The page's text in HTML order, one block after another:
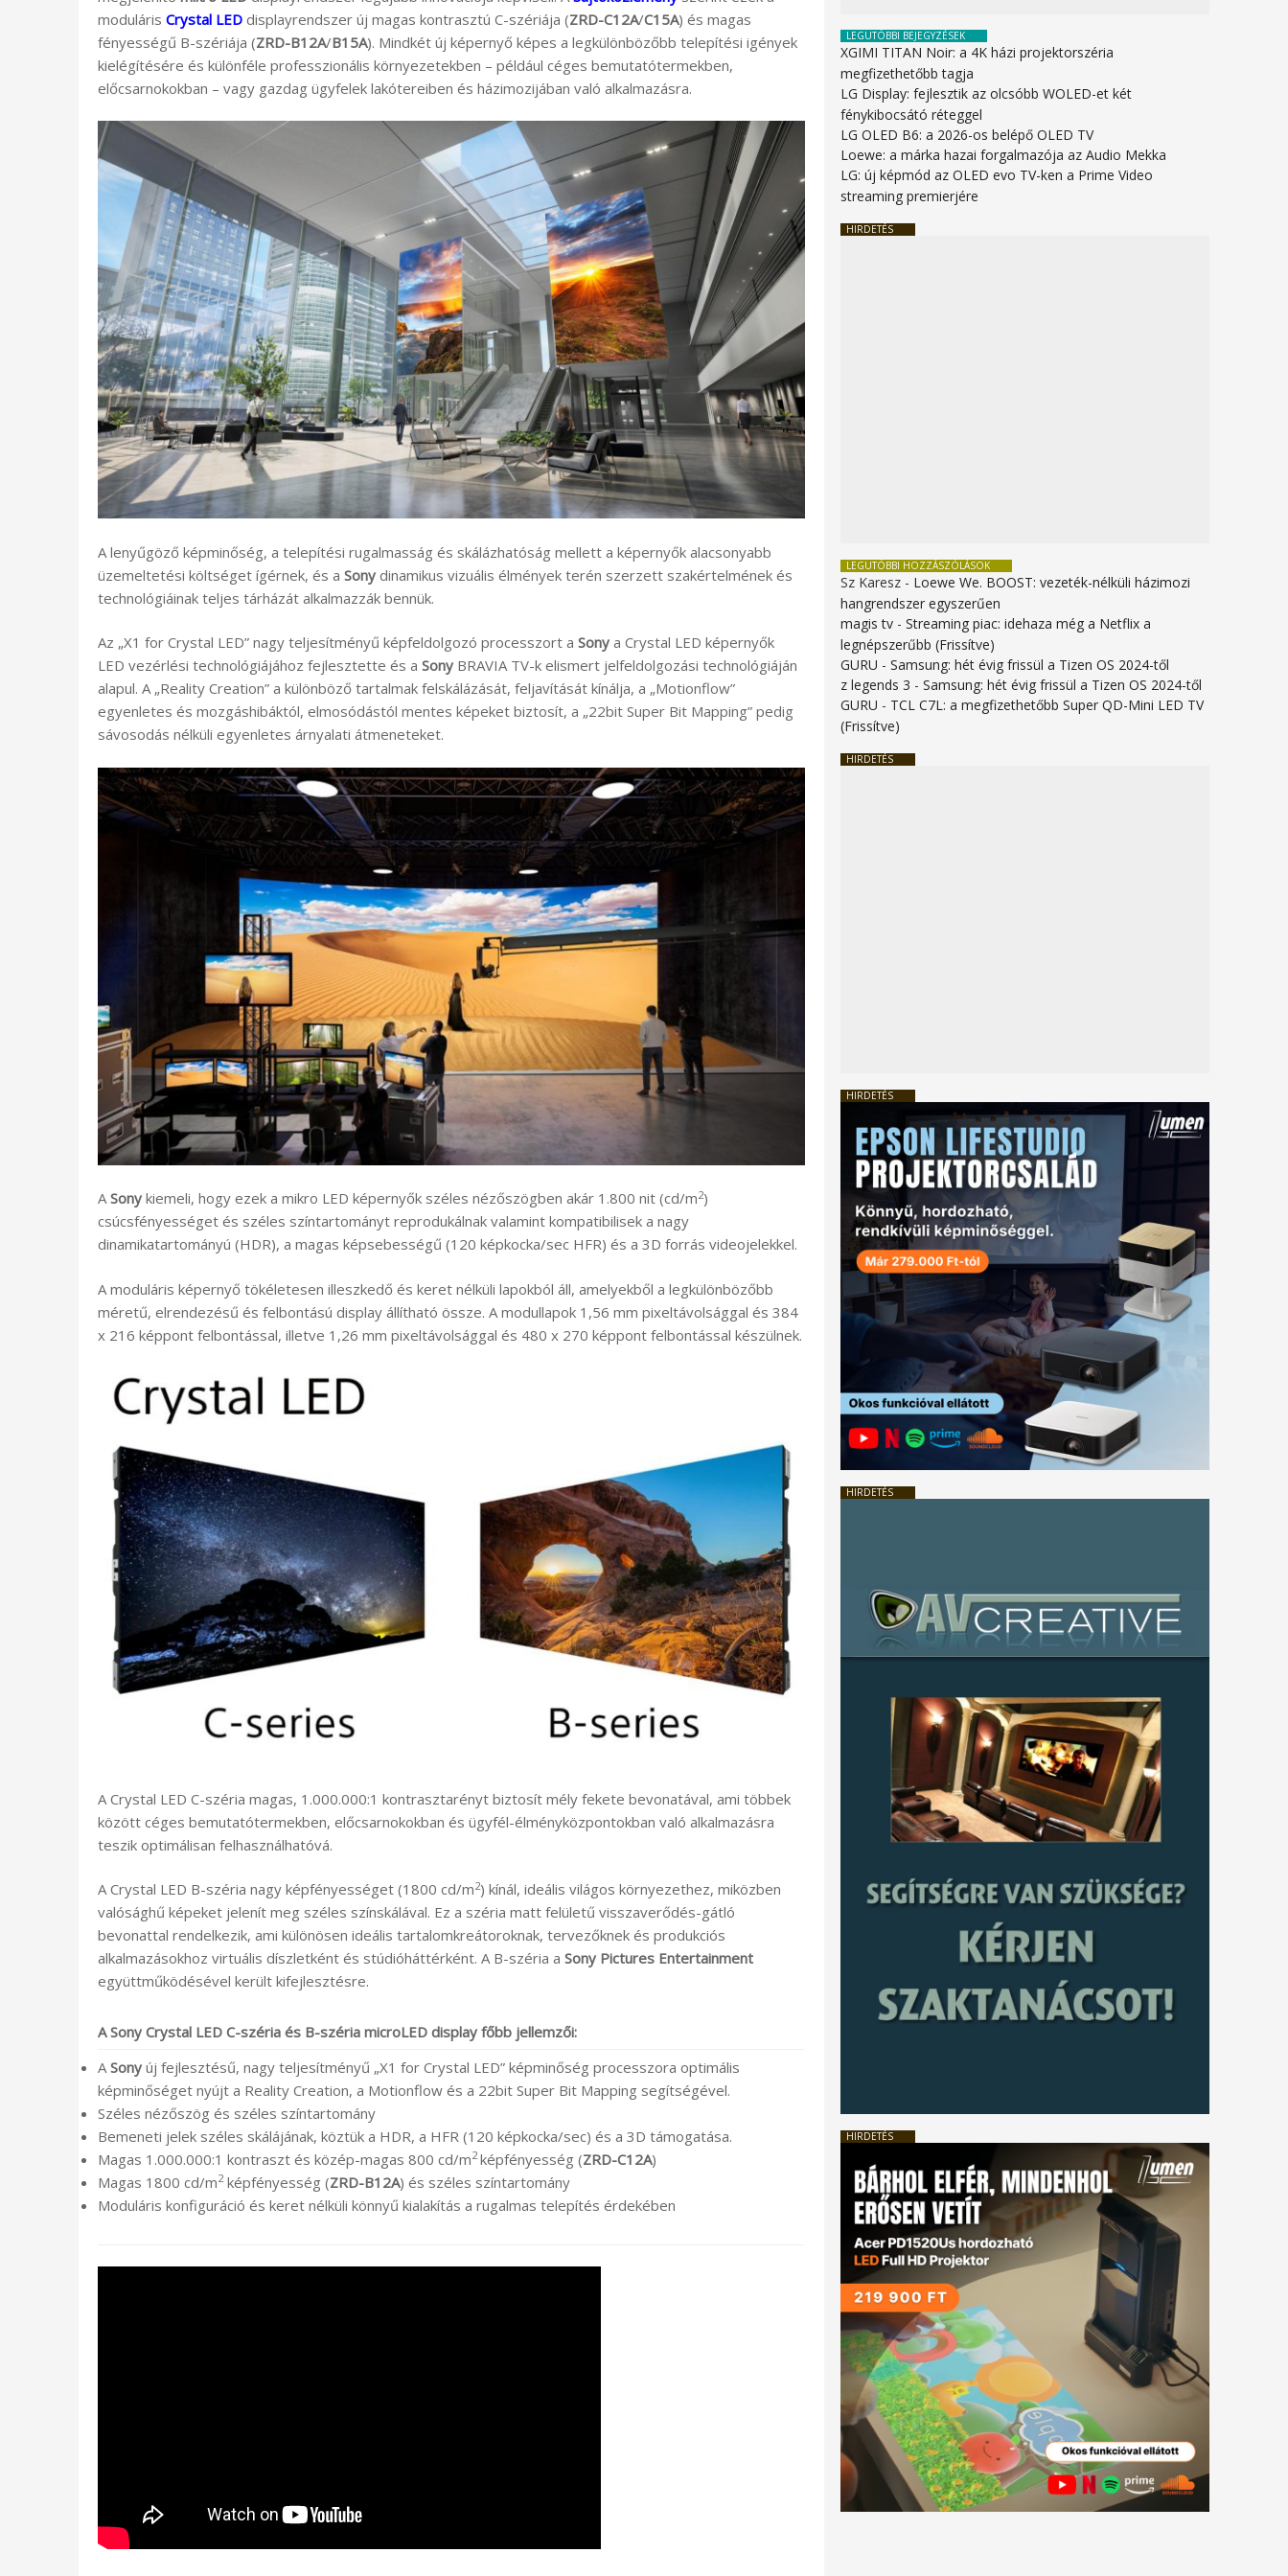
moduláris Crystal LED displayrendszer új magas kontrasztú C-szériája (ZRD-C12A/C15A) és magas
fényességű B-szériája (ZRD-B12A/B15A). Mindkét új képernyő képes a legkülönbözőbb telepítési igények
kielégítésére és különféle professzionális környezetekben – például céges bemutatótermekben,
előcsarnokokban – vagy gazdag ügyfelek lakótereiben és házimozijában való alkalmazásra.
A lenyűgöző képminőség, a telepítési rugalmasság és skálázhatóság mellett a képernyők alacsonyabb
üzemeltetési költséget ígérnek, és a Sony dinamikus vizuális élmények terén szerzett szakértelmének és
technológiáinak teljes tárházát alkalmazzák bennük.
Az „X1 for Crystal LED” nagy teljesítményű képfeldolgozó processzort a Sony a Crystal LED képernyők
LED vezérlési technológiájához fejlesztette és a Sony BRAVIA TV-k elismert jelfeldolgozási technológiáján
alapul. A „Reality Creation” a különböző tartalmak felskálázását, feljavítását kínálja, a „Motionflow”
egyenletes és mozgáshibáktól, elmosódástól mentes képeket biztosít, a „22bit Super Bit Mapping” pedig
sávosodás nélküli egyenletes árnyalati átmeneteket.
ASony kiemeli, hogy ezek a mikro LED képernyők széles nézőszögben akár 1.800 nit (cd/m2)
csúcsfényességet és széles színtartományt reprodukálnak valamint kompatibilisek a nagy
dinamikatartományú (HDR), a magas képsebességű (120 képkocka/sec HFR) és a 3D forrás videojelekkel.
A moduláris képernyő tökéletesen illeszkedő és keret nélküli lapokból áll, amelyekből a legkülönbözőbb
méretű, elrendezésű és felbontású display állítható össze. A modullapok 1,56 mm pixeltávolsággal és 384
x 216 képpont felbontással, illetve 1,26 mm pixeltávolsággal és 480 x 270 képpont felbontással készülnek.
A Crystal LED C-széria magas, 1.000.000:1 kontrasztarényt biztosít mély fekete bevonatával, ami többek
között céges bemutatótermekben, előcsarnokokban és ügyfél-élményközpontokban való alkalmazásra
teszik optimálisan felhasználhatóvá.
A Crystal LED B-széria nagy képfényességet (1800 cd/m2) kínál, ideális világos környezethez, miközben
valósághű képeket jelenít meg széles színskálával. Ez a széria matt felületű visszaverődés-gátló
bevonattal rendelkezik, ami különösen ideális tartalomkreátoroknak, tervezőknek és produkciós
alkalmazásokhoz virtuális díszletként és stúdióháttérként. A B-széria a Sony Pictures Entertainment
együttműködésével került kifejlesztésre.
A Sony Crystal LED C-széria és B-széria microLED display főbb jellemzői:
A Sony új fejlesztésű, nagy teljesítményű „X1 for Crystal LED” képminőség processzora optimális
képminőséget nyújt a Reality Creation, a Motionflow és a 22bit Super Bit Mapping segítségével.
Széles nézőszög és széles színtartomány
Bemeneti jelek széles skálájának, köztük a HDR, a HFR (120 képkocka/sec) és a 3D támogatása.
Magas 1.000.000:1 kontraszt és közép-magas 800 cd/m2képfényesség (ZRD-C12A)
Magas 1800 cd/m2képfényesség (ZRD-B12A) és széles színtartomány
Moduláris konfiguráció és keret nélküli könnyű kialakítás a rugalmas telepítés érdekében
LEGUTÓBBI BEJEGYZÉSEK
XGIMI TITAN Noir: a 4K házi projektorszéria
megfizethetőbb tagja
LG Display: fejlesztik az olcsóbb WOLED-et két
fénykibocsátó réteggel
LG OLED B6: a 2026-os belépő OLED TV
Loewe: a márka hazai forgalmazója az Audio Mekka
LG: új képmód az OLED evo TV-ken a Prime Video
streaming premierjére
HIRDETÉS
LEGUTÓBBI HOZZÁSZÓLÁSOK
Sz Karesz - Loewe We. BOOST: vezeték-nélküli házimozi
hangrendszer egyszerűen
magis tv -Streaming piac: idehaza még a Netflix a
legnépszerűbb (Frissítve)
GURU -Samsung: hét évig frissül a Tizen OS 2024-től
z legends 3 -Samsung: hét évig frissül a Tizen OS 2024-től
GURU - TCL C7L: a megfizethetőbb Super QD-Mini LED TV
(Frissítve)
HIRDETÉS
HIRDETÉS
HIRDETÉS
HIRDETÉS